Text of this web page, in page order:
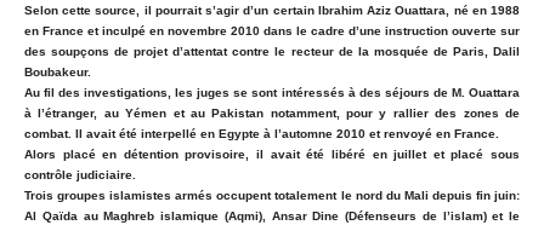
Selon cette source, il pourrait s’agir d’un certain Ibrahim Aziz Ouattara, né en 1988
en France et inculpé en novembre 2010 dans le cadre d’une instruction ouverte sur
des soupçons de projet d’attentat contre le recteur de la mosquée de Paris, Dalil
Boubakeur.
Au fil des investigations, les juges se sont intéressés à des séjours de M. Ouattara
à l’étranger, au Yémen et au Pakistan notamment, pour y rallier des zones de
combat. Il avait été interpellé en Egypte à l’automne 2010 et renvoyé en France.
Alors placé en détention provisoire, il avait été libéré en juillet et placé sous
contrôle judiciaire.
Trois groupes islamistes armés occupent totalement le nord du Mali depuis fin juin:
Al Qaïda au Maghreb islamique (Aqmi), Ansar Dine (Défenseurs de l’islam) et le